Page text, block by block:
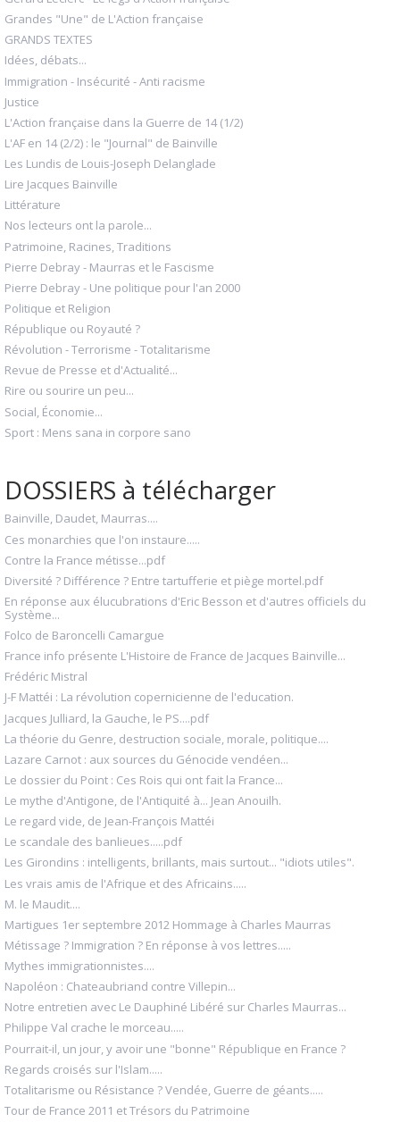
Grandes "Une" de L'Action française
GRANDS TEXTES
Idées, débats...
Immigration - Insécurité - Anti racisme
Justice
L'Action française dans la Guerre de 14 (1/2)
L'AF en 14 (2/2) : le "Journal" de Bainville
Les Lundis de Louis-Joseph Delanglade
Lire Jacques Bainville
Littérature
Nos lecteurs ont la parole...
Patrimoine, Racines, Traditions
Pierre Debray - Maurras et le Fascisme
Pierre Debray - Une politique pour l'an 2000
Politique et Religion
République ou Royauté ?
Révolution - Terrorisme - Totalitarisme
Revue de Presse et d'Actualité...
Rire ou sourire un peu...
Social, Économie...
Sport : Mens sana in corpore sano
DOSSIERS à télécharger
Bainville, Daudet, Maurras....
Ces monarchies que l'on instaure.....
Contre la France métisse...pdf
Diversité ? Différence ? Entre tartufferie et piège mortel.pdf
En réponse aux élucubrations d'Eric Besson et d'autres officiels du
Système...
Folco de Baroncelli Camargue
France info présente L'Histoire de France de Jacques Bainville...
Frédéric Mistral
J-F Mattéi : La révolution copernicienne de l'education.
Jacques Julliard, la Gauche, le PS....pdf
La théorie du Genre, destruction sociale, morale, politique....
Lazare Carnot : aux sources du Génocide vendéen...
Le dossier du Point : Ces Rois qui ont fait la France...
Le mythe d'Antigone, de l'Antiquité à... Jean Anouilh.
Le regard vide, de Jean-François Mattéi
Le scandale des banlieues.....pdf
Les Girondins : intelligents, brillants, mais surtout... "idiots utiles".
Les vrais amis de l'Afrique et des Africains.....
M. le Maudit....
Martigues 1er septembre 2012 Hommage à Charles Maurras
Métissage ? Immigration ? En réponse à vos lettres.....
Mythes immigrationnistes....
Napoléon : Chateaubriand contre Villepin...
Notre entretien avec Le Dauphiné Libéré sur Charles Maurras...
Philippe Val crache le morceau.....
Pourrait-il, un jour, y avoir une "bonne" République en France ?
Regards croisés sur l'Islam.....
Totalitarisme ou Résistance ? Vendée, Guerre de géants.....
Tour de France 2011 et Trésors du Patrimoine